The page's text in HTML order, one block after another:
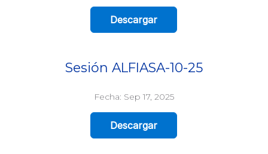
Descargar
Sesión ALFIASA-10-25
Fecha: Sep 17, 2025
Descargar